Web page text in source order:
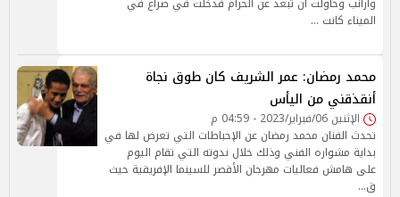
الميناء كانت …
محمد رمضان: عمر الشريف كان طوق نجاة
أنقذقني من اليأس
الإثنين 06/فبراير/2023 - 04:59 م
تحدث الفنان محمد رمضان عن الإحباطات التي تعرض لها في
بداية مشواره الفني وذلك خلال ندوته التي تقام اليوم
على هامش فعاليات مهرجان الأقصر للسينما الإفريقية حيث
ق…